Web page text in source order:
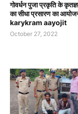
गोवर्धन पुजा प्रकृति के
का सीधा प्रसारण का
karykram aayojit
October 27, 2022